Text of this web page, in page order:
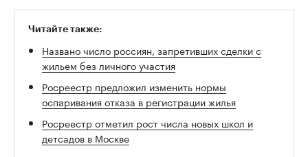
Читайте также:
Названо число россиян, запретивших сделки с
жильем без личного участия
Росреестр предложил изменить нормы
оспаривания отказа в регистрации жилья
Росреестр отметил рост числа новых школ и
детсадов в Москве